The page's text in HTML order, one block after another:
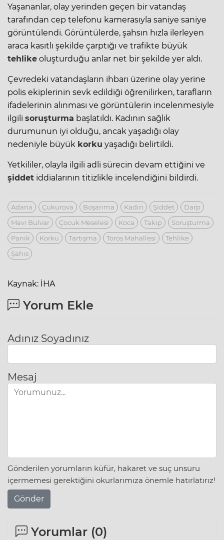
Yaşananlar, olay yerinden geçen bir vatandaş
tarafından cep telefonu kamerasıyla saniye saniye
görüntülendi. Görüntülerde, şahsın hızla ilerleyen
araca kasıtlı şekilde çarptığı ve trafikte büyük
tehlike oluşturduğu anlar net bir şekilde yer aldı.
Çevredeki vatandaşların ihbarı üzerine olay yerine
polis ekiplerinin sevk edildiği öğrenilirken, tarafların
ifadelerinin alınması ve görüntülerin incelenmesiyle
ilgili soruşturma başlatıldı. Kadının sağlık
durumunun iyi olduğu, ancak yaşadığı olay
nedeniyle büyük korku yaşadığı belirtildi.
Yetkililer, olayla ilgili adli sürecin devam ettiğini ve
şiddet iddialarının titizlikle incelendiğini bildirdi.
Adana Çukurova Boşanma Kadın Şiddet
Darp
Mavi Bulvar
Çocuk Meselesi Koca Takip
Soruşturma
Panik
Korku Tartışma Toros Mahallesi
Tehlike
Şahıs
Kaynak: İHA
Yorum Ekle
Adınız Soyadınız
Mesaj
Gönderilen yorumların küfür, hakaret ve suç unsuru
içermemesi gerektiğini okurlarımıza önemle hatırlatırız!
Gönder
Yorumlar (0)